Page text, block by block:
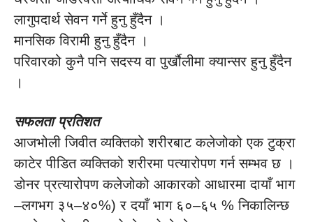
लागुपदार्थ सेवन गर्ने हुनु हुँदैन ।
मानसिक विरामी हुनु हुँदैन ।
परिवारको कुनै पनि सदस्य वा पुर्खाैलीमा क्यान्सर हुनु हुँदैन
।
सफलता प्रतिशत
आजभोली जिवीत व्यक्तिको शरीरबाट कलेजोको एक टुक्रा
काटेर पीडित व्यक्तिको शरीरमा पत्यारोपण गर्न सम्भव छ ।
डोनर प्रत्यारोपण कलेजोको आकारको आधारमा दायाँ भाग
–लगभग ३५–४०%) र दयाँ भाग ६०–६५ % निकालिन्छ